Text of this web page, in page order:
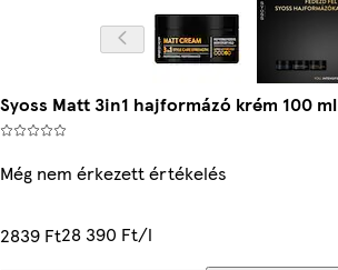
Syoss Matt 3in1 hajformázó krém 100 ml
Még nem érkezett értékelés
2839 Ft28 390 Ft/l